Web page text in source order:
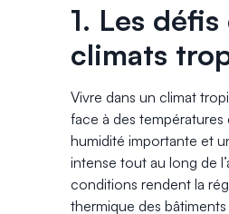
1. Les défis
climats
Vivre dans un climat
face à des températures
humidité importante et
intense tout au long de
conditions rendent la
thermique des